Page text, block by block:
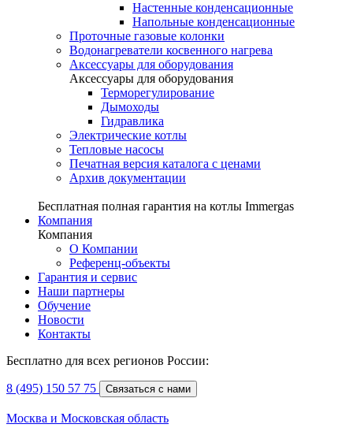
Настенные конденсационные
Напольные конденсационные
Проточные газовые колонки
Водонагреватели косвенного нагрева
Аксессуары для оборудования
Аксессуары для оборудования
Терморегулирование
Дымоходы
Гидравлика
Электрические котлы
Тепловые насосы
Печатная версия каталога с ценами
Архив документации
Бесплатная полная гарантия на котлы Immergas
Компания
Компания
О Компании
Референц-объекты
Гарантия и сервис
Наши партнеры
Обучение
Новости
Контакты
Бесплатно для всех регионов России:
8 (495) 150 57 75 Связаться с нами
Москва и Московская область